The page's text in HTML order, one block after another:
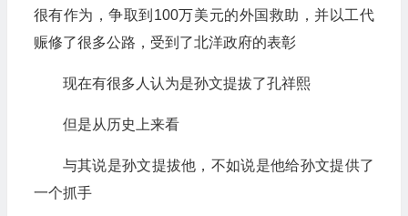
很有作为，争取到100万美元的外国救助，并以工代
赈修了很多公路，受到了北洋政府的表彰
现在有很多人认为是孙文提拔了孔祥熙
但是从历史上来看
与其说是孙文提拔他，不如说是他给孙文提供了
一个抓手